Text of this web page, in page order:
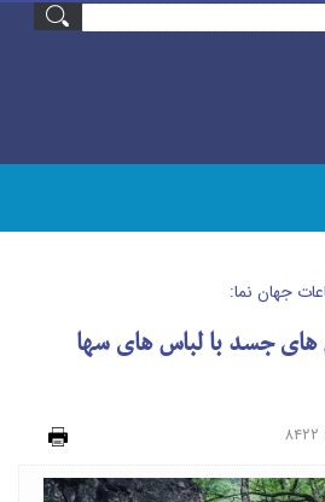
جهان نما:
های جسد با لباس های سها